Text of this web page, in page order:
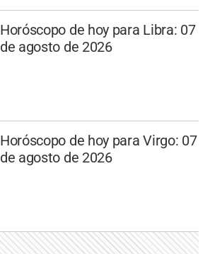
Horóscopo de hoy para Libra: 07
de agosto de 2026
Horóscopo de hoy para Virgo: 07
de agosto de 2026